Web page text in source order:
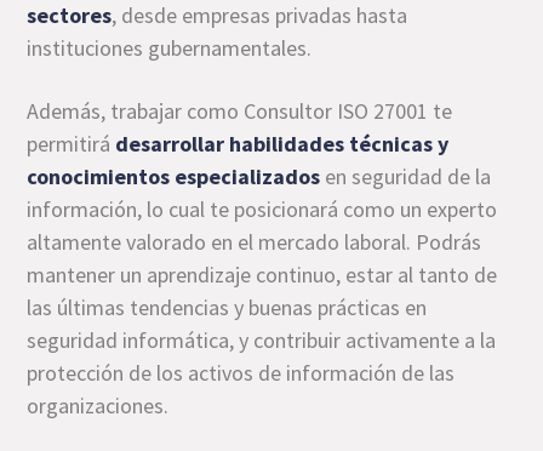
sectores, desde empresas privadas hasta
instituciones gubernamentales.
Además, trabajar como Consultor ISO 27001 te
permitirá desarrollar habilidades técnicas y
conocimientos especializados en seguridad de la
información, lo cual te posicionará como un experto
altamente valorado en el mercado laboral. Podrás
mantener un aprendizaje continuo, estar al tanto de
las últimas tendencias y buenas prácticas en
seguridad informática, y contribuir activamente a la
protección de los activos de información de las
organizaciones.